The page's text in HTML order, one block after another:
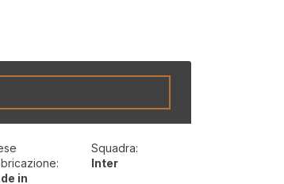
in
Squadra:
Inter